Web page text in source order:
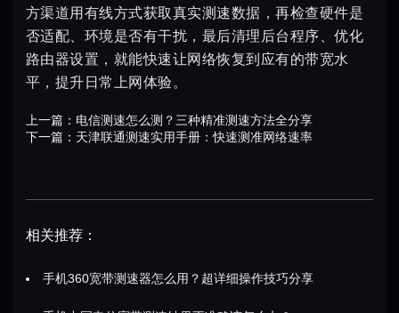
方渠道用有线方式获取真实测速数据，再检查硬件是
否适配、环境是否有干扰，最后清理后台程序、优化
路由器设置，就能快速让网络恢复到应有的带宽水
平，提升日常上网体验。
上一篇： 电信测速怎么测？三种精准测速方法全分享
下一篇： 天津联通测速实用手册：快速测准网络速率
相关推荐：
手机360宽带测速器怎么用？超详细操作技巧分享